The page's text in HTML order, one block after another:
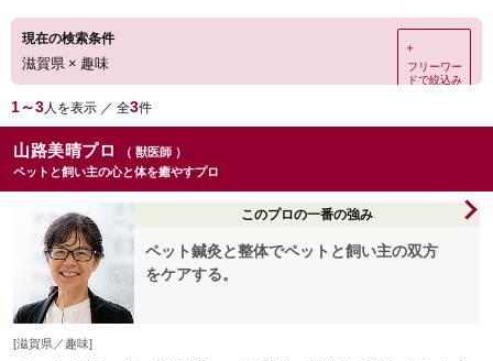
現在の検索条件
滋賀県 × 趣味
＋
フリーワー
ドで絞込み
1～3人を表示 ／ 全3件
山路美晴プロ
（ 獣医師 ）
ペットと飼い主の心と体を癒やすプロ
このプロの一番の強み
ペット鍼灸と整体でペットと飼い主の双方
をケアする。
[滋賀県／趣味]